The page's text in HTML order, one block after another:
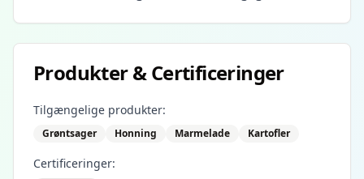
Produkter & Certificeringer
Tilgængelige produkter:
Grøntsager Honning Marmelade Kartofler
Certificeringer: